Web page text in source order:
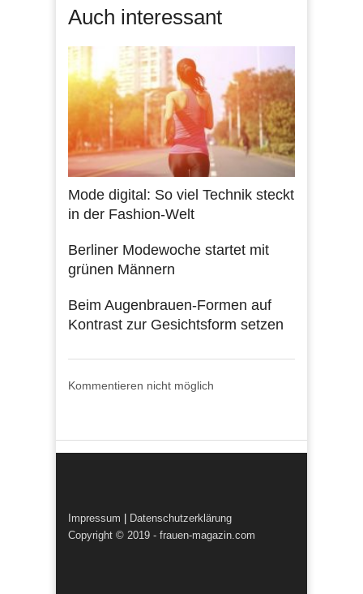
Auch interessant
Mode digital: So viel Technik steckt
in der Fashion-Welt
Berliner Modewoche startet mit
grünen Männern
Beim Augenbrauen-Formen auf
Kontrast zur Gesichtsform setzen
Kommentieren nicht möglich
Impressum
Datenschutzerklärung
Copyright © 2019 - frauen-magazin.com